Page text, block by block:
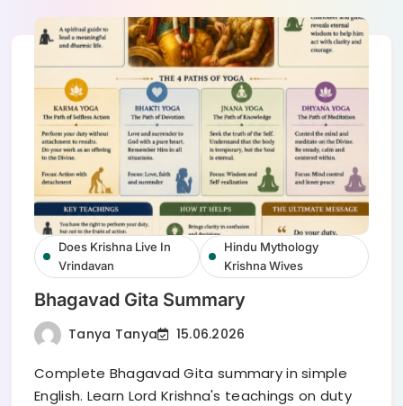
Does Krishna Live In
Vrindavan
Hindu Mythology
Krishna Wives
Bhagavad Gita Summary
Tanya Tanya 15.06.2026
Complete Bhagavad Gita summary in simple
English. Learn Lord Krishna's teachings on duty